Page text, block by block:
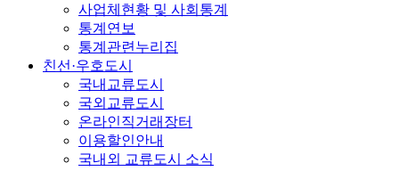
사업체현황 및 사회통계
통계연보
통계관련누리집
친선·우호도시
국내교류도시
국외교류도시
온라인직거래장터
이용할인안내
국내외 교류도시 소식